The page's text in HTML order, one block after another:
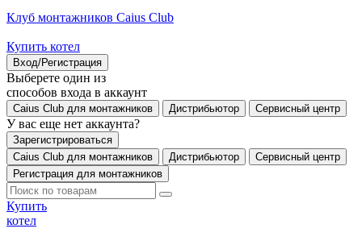
Клуб монтажников Caius Club
Купить котел
Вход/Регистрация
Выберете один из
способов входа в аккаунт
Caius Club для монтажников Дистрибьютор Сервисный центр
У вас еще нет аккаунта?
Зарегистрироваться
Caius Club для монтажников
Дистрибьютор
Сервисный центр
Регистрация для монтажников
Купить
котел